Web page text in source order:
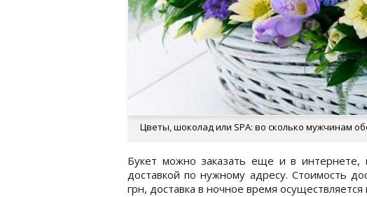
Цветы, шоколад или SPA: во сколько мужчинам
Букет можно заказать еще и в интернете,
доставкой по нужному адресу. Стоимость
грн, доставка в ночное время